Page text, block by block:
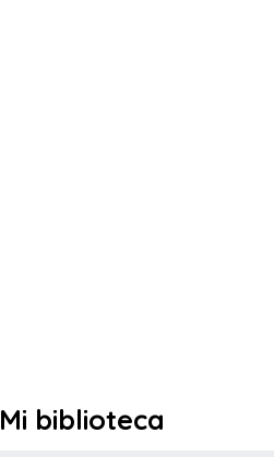
Mi biblioteca